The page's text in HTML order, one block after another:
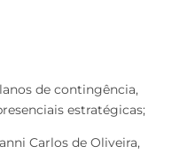
de contingência,
estratégicas;
Carlos de Oliveira,